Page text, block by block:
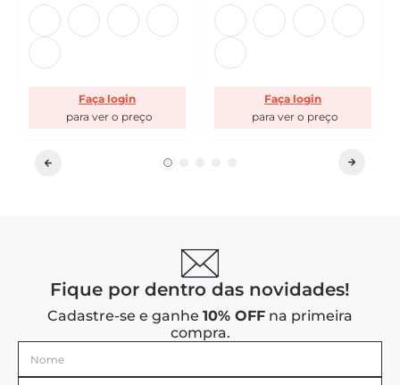
Faça login Faça login
Fique por dentro das novidades!
Cadastre-se e ganhe 10% OFF na primeira
compra.